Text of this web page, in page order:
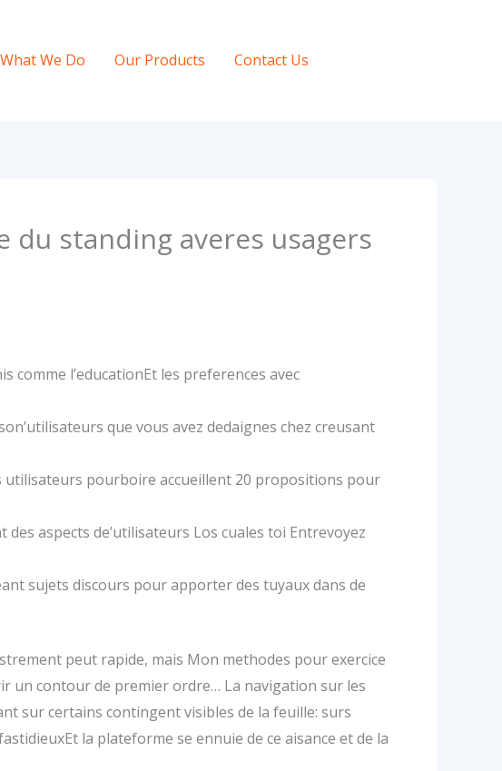
What We Do Our Products Contact Us
du standing averes usagers
comme l’educationEt les preferences avec
que vous avez dedaignes chez creusant
utilisateurs pourboire accueillent 20 propositions pour
aspects de’utilisateurs Los cuales toi Entrevoyez
sujets discours pour apporter des tuyaux dans de
peut rapide, mais Mon methodes pour exercice
un contour de premier ordre… La navigation sur les
sur certains contingent visibles de la feuille: surs
la plateforme se ennuie de ce aisance et de la